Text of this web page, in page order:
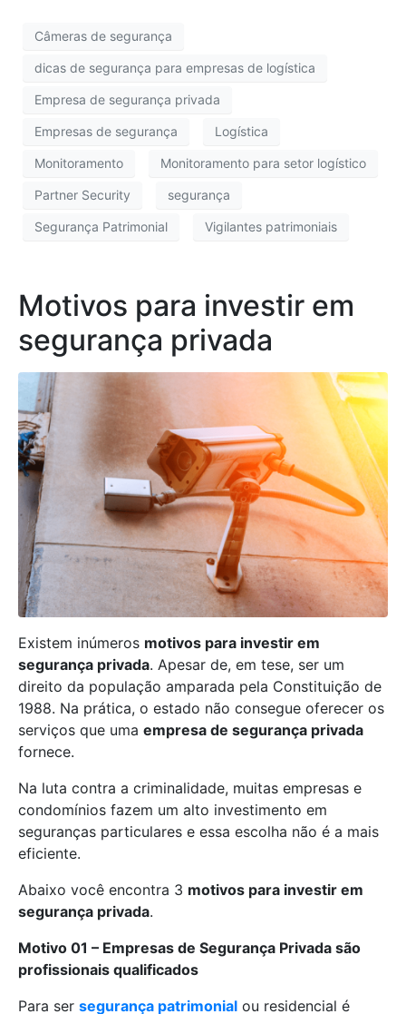
Câmeras de segurança
dicas de segurança para empresas de logística
Empresa de segurança privada
Empresas de segurança Logística
Monitoramento Monitoramento para setor logístico
Partner Security segurança
Segurança Patrimonial Vigilantes patrimoniais
Motivos para investir em
segurança privada
Existem inúmeros motivos para investir em
segurança privada. Apesar de, em tese, ser um
direito da população amparada pela Constituição de
1988. Na prática, o estado não consegue oferecer os
serviços que uma empresa de segurança privada
fornece.
Na luta contra a criminalidade, muitas empresas e
condomínios fazem um alto investimento em
seguranças particulares e essa escolha não é a mais
eficiente.
Abaixo você encontra 3 motivos para investir em
segurança privada.
Motivo 01 – Empresas de Segurança Privada são
profissionais qualificados
Para ser segurança patrimonial ou residencial é